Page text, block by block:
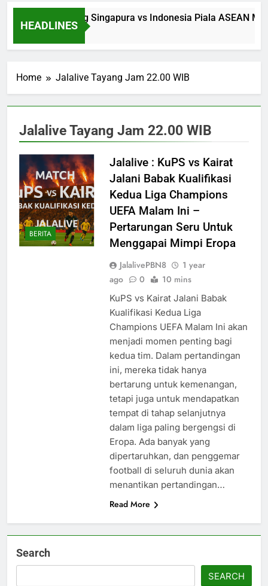
HEADLINES
Streaming Singapura vs Indonesia Piala ASEAN
Hours Ago
Home Jalalive Tayang Jam 22.00 WIB
Jalalive Tayang Jam 22.00 WIB
BERITA
Jalalive : KuPS vs Kairat
Jalani Babak Kualifikasi
Kedua Liga Champions
UEFA Malam Ini –
Pertarungan Seru Untuk
Menggapai Mimpi Eropa
JalalivePBN8
1 year
ago
0 10 mins
KuPS vs Kairat Jalani Babak
Kualifikasi Kedua Liga
Champions UEFA Malam Ini akan
menjadi momen penting bagi
kedua tim. Dalam pertandingan
ini, mereka tidak hanya
bertarung untuk kemenangan,
tetapi juga untuk mendapatkan
tempat di tahap selanjutnya
dalam liga paling bergengsi di
Eropa. Ada banyak yang
dipertaruhkan, dan penggemar
football di seluruh dunia akan
menantikan pertandingan…
Read More
Search
SEARCH